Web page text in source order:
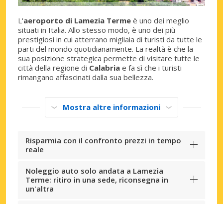
L'aeroporto di Lamezia Terme è uno dei meglio
situati in Italia. Allo stesso modo, è uno dei più
prestigiosi in cui atterrano migliaia di turisti da tutte le
parti del mondo quotidianamente. La realtà è che la
sua posizione strategica permette di visitare tutte le
città della regione di Calabria e fa sì che i turisti
rimangano affascinati dalla sua bellezza.
Mostra altre informazioni
Risparmia con il confronto prezzi in tempo
reale
Noleggio auto solo andata a Lamezia
Terme: ritiro in una sede, riconsegna in
un'altra